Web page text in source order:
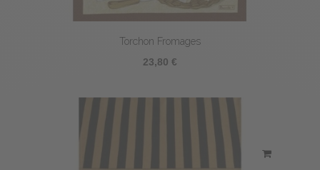
Torchon Fromages
23,80 €